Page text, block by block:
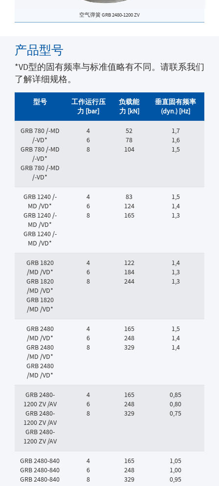
空气弹簧 GRB 2480-1200 ZV
产品型号
*VD型的固有频率与标准值略有不同。请联系我们
了解详细规格。
型号
工作运行压
力 [bar]
负载能
力 [kN]
垂直固有频率
(dyn.) [Hz]
GRB 780 /-MD
/-VD*
GRB 780 /-MD
/-VD*
GRB 780 /-MD
/-VD*
4
6
8
52
78
104
1,7
1,6
1,5
GRB 1240 /-
MD /VD*
GRB 1240 /-
MD /VD*
GRB 1240 /-
MD /VD*
4
6
8
83
124
165
1,5
1,4
1,3
GRB 1820
/MD /VD*
GRB 1820
/MD /VD*
GRB 1820
/MD /VD*
4
6
8
122
184
244
1,4
1,3
1,3
GRB 2480
/MD /VD*
GRB 2480
/MD /VD*
GRB 2480
/MD /VD*
4
6
8
165
248
329
1,5
1,4
1,4
GRB 2480-
1200 ZV /AV
GRB 2480-
1200 ZV /AV
GRB 2480-
1200 ZV /AV
4
6
8
165
248
329
0,85
0,80
0,75
GRB 2480-840
GRB 2480-840
GRB 2480-840
4
6
8
165
248
329
1,05
1,00
0,95